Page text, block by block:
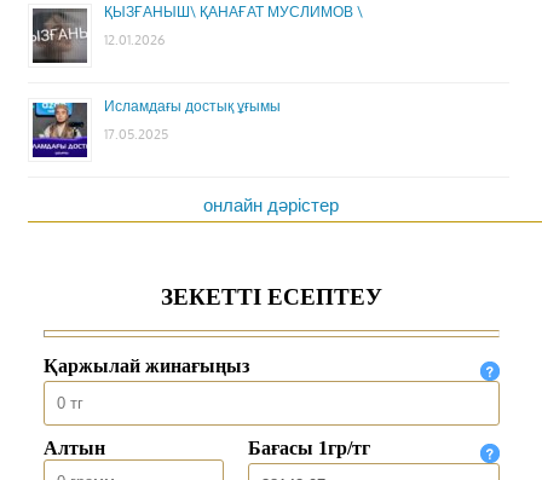
ҚЫЗҒАНЫШ\ ҚАНАҒАТ МУСЛИМОВ \
12.01.2026
Исламдағы достық ұғымы
17.05.2025
онлайн дәрістер